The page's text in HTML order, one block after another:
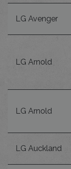
LG Avenger
LG Arnold
LG Arnold
LG Auckland